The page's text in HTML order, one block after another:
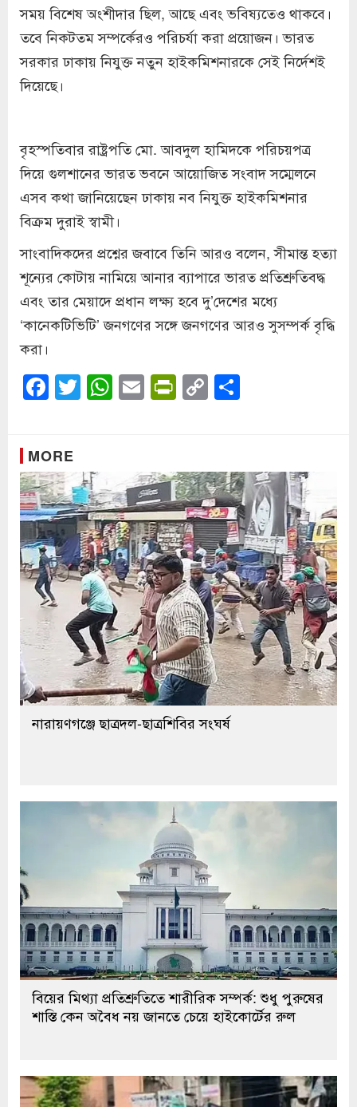
সময় বিশেষ অংশীদার ছিল, আছে এবং ভবিষ্যতেও থাকবে।
তবে নিকটতম সম্পর্কেরও পরিচর্যা করা প্রয়োজন। ভারত
সরকার ঢাকায় নিযুক্ত নতুন হাইকমিশনারকে সেই নির্দেশই
দিয়েছে।
বৃহস্পতিবার রাষ্ট্রপতি মো. আবদুল হামিদকে পরিচয়পত্র
দিয়ে গুলশানের ভারত ভবনে আয়োজিত সংবাদ সম্মেলনে
এসব কথা জানিয়েছেন ঢাকায় নব নিযুক্ত হাইকমিশনার
বিক্রম দুরাই স্বামী।
সাংবাদিকদের প্রশ্নের জবাবে তিনি আরও বলেন, সীমান্ত হত্যা
শূন্যের কোটায় নামিয়ে আনার ব্যাপারে ভারত প্রতিশ্রুতিবদ্ধ
এবং তার মেয়াদে প্রধান লক্ষ্য হবে দু’দেশের মধ্যে
‘কানেকটিভিটি’ জনগণের সঙ্গে জনগণের আরও সুসম্পর্ক বৃদ্ধি
করা।
Facebook
Twitter
WhatsApp
EmailPrintFriendly
Copy
Link
MORE
নারায়ণগঞ্জে ছাত্রদল-ছাত্রশিবির সংঘর্ষ
বিয়ের মিথ্যা প্রতিশ্রুতিতে শারীরিক সম্পর্ক: শুধু পুরুষের
শাস্তি কেন অবৈধ নয় জানতে চেয়ে হাইকোর্টের রুল